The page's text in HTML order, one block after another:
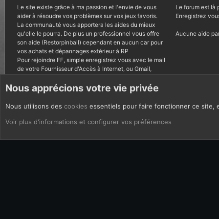
Le site existe grâce à ma passion et l'envie de vous
aider à résoudre vos problèmes sur vos jeux favoris.
La communauté vous apportera les aides du mieux
qu'elle le pourra. De plus un professionnel vous offre
son aide (Restorpinball) cependant en aucun car pour
vos achats et dépannages extérieur à RP
Pour rejoindre FF, simple enregistrez vous avec le mail
de votre Fournisseur d'Accès à Internet, ou Gmail,
Le forum est là
Enregistrez
Aucune aide
CoOkies Français (FR)
Nous apprécions votre vie privée
Nous utilisons des cookies essentiels pour faire fonctionner ce site,
Voir plus d'informations et configurer vos préférences